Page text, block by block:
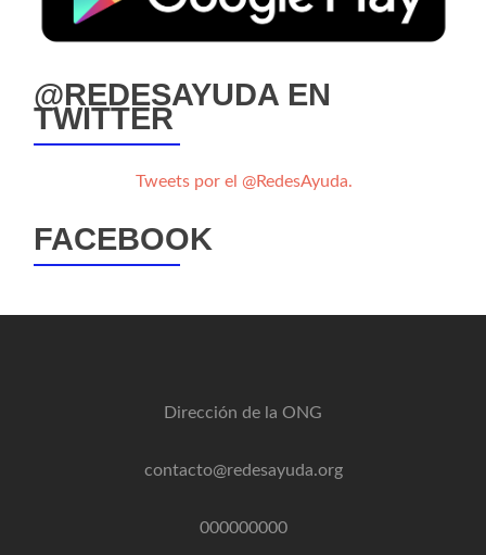
@REDESAYUDA EN
TWITTER
Tweets por el @RedesAyuda.
FACEBOOK
Dirección de la ONG
contacto@redesayuda.org
000000000